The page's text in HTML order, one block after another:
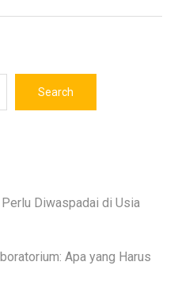
Search
Diwaspadai di Usia
Apa yang Harus